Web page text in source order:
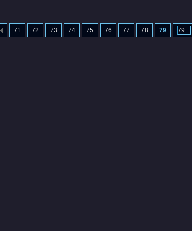
71 72 73 74 75 76 77 78 79